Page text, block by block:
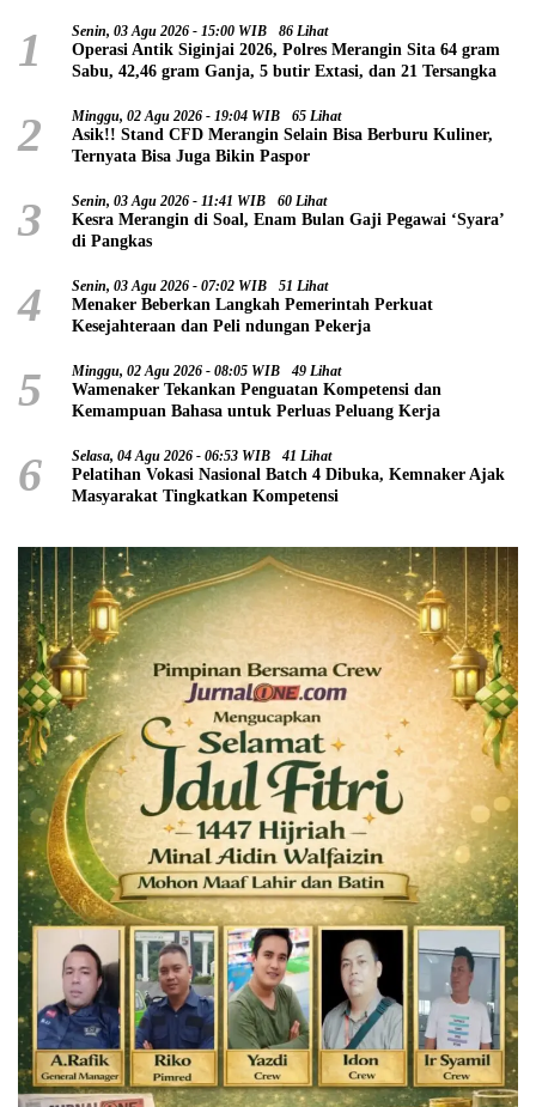
1 Senin, 03 Agu 2026 - 15:00 WIB 86 Lihat
Operasi Antik Siginjai 2026, Polres Merangin Sita 64 gram
Sabu, 42,46 gram Ganja, 5 butir Extasi, dan 21 Tersangka
2 Minggu, 02 Agu 2026 - 19:04 WIB 65 Lihat
Asik!! Stand CFD Merangin Selain Bisa Berburu Kuliner,
Ternyata Bisa Juga Bikin Paspor
3 Senin, 03 Agu 2026 - 11:41 WIB 60 Lihat
Kesra Merangin di Soal, Enam Bulan Gaji Pegawai ‘Syara’
di Pangkas
4 Senin, 03 Agu 2026 - 07:02 WIB 51 Lihat
Menaker Beberkan Langkah Pemerintah Perkuat
Kesejahteraan dan Peli ndungan Pekerja
5 Minggu, 02 Agu 2026 - 08:05 WIB 49 Lihat
Wamenaker Tekankan Penguatan Kompetensi dan
Kemampuan Bahasa untuk Perluas Peluang Kerja
6 Selasa, 04 Agu 2026 - 06:53 WIB 41 Lihat
Pelatihan Vokasi Nasional Batch 4 Dibuka, Kemnaker Ajak
Masyarakat Tingkatkan Kompetensi